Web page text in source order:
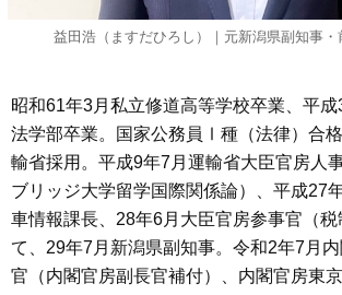
益田浩（ますだひろし）｜元新潟県副知事・
昭和61年3月私立修道高等学校卒業、平
法学部卒業。国家公務員Ⅰ種（法律）合
輸省採用。平成9年7月運輸省大臣官房人
ブリッジ大学留学国際関係論）、平成27
車情報課長、28年6月大臣官房参事官（
て、29年7月新潟県副知事。令和2年7月
官（内閣官房副長官補付）、内閣官房東